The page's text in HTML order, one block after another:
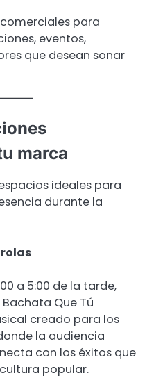
para
eventos,
que desean sonar
marca
ideales para
durante la
a 5:00 de la tarde,
Bachata Que Tú
creado para los
la audiencia
con los éxitos que
popular.